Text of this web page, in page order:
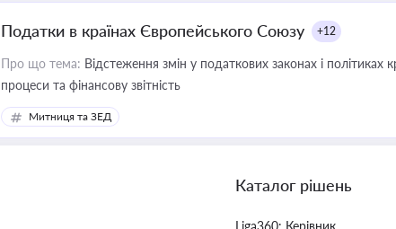
Податки в країнах Європейського Союзу +12
Про що тема: Відстеження змін у податкових законах і
процеси та фінансову звітність
Митниця та ЗЕД
Каталог рішень
Liga360: Керівник